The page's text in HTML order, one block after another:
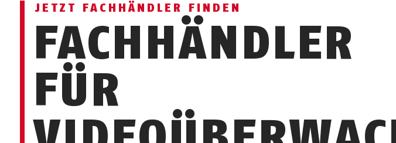
JETZT FACHHÄNDLER FINDEN
FACHHÄNDLER
FÜR